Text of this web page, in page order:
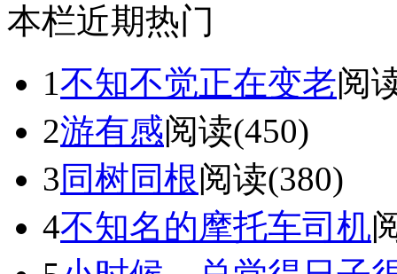
本栏近期热门
1不知不觉正在变老阅
2游有感阅读(450)
3同树同根阅读(380)
4不知名的摩托车司机